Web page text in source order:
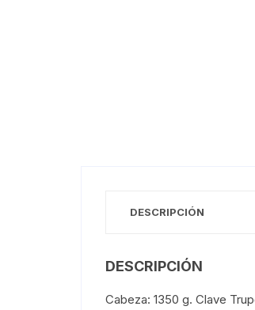
DESCRIPCIÓN
DESCRIPCIÓN
Cabeza: 1350 g. Clave